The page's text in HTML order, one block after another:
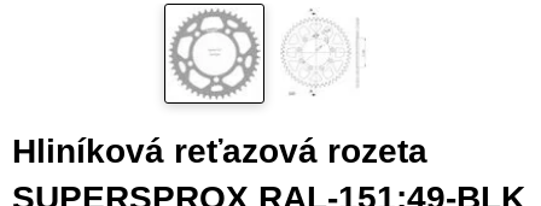
Hliníková reťazová rozeta
SUPERSPROX RAL-151:49-BLK